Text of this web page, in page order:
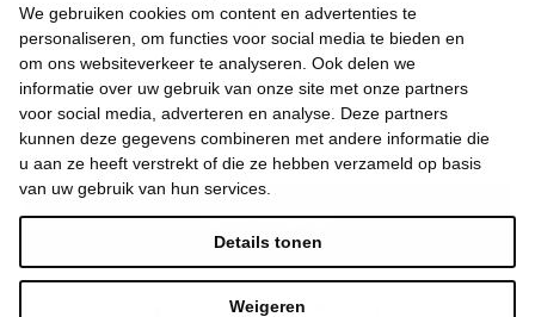
We gebruiken cookies om content en advertenties te
personaliseren, om functies voor social media te bieden en
om ons websiteverkeer te analyseren. Ook delen we
informatie over uw gebruik van onze site met onze partners
voor social media, adverteren en analyse. Deze partners
kunnen deze gegevens combineren met andere informatie die
u aan ze heeft verstrekt of die ze hebben verzameld op basis
van uw gebruik van hun services.
Weigeren
Details tonen
Snel
Over de beweging
Algemeen
Laatste nieuws